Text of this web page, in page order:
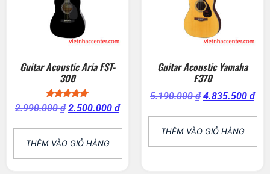
Guitar Acoustic Aria FST-
300
Được xếp
hạng
5 sao
2.990.000₫ 2.500.000 ₫
THÊM VÀO GIỎ HÀNG
Guitar Acoustic Yamaha
F370
5.190.000₫ 4.835.500 ₫
THÊM VÀO GIỎ HÀNG